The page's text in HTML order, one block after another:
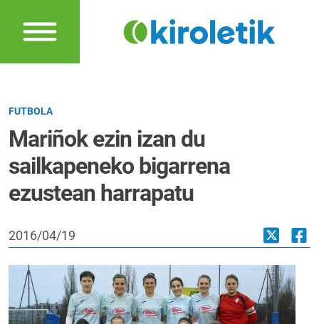
FUTBOLA
Mariñok ezin izan du
sailkapeneko bigarrena
ezustean harrapatu
2016/04/19